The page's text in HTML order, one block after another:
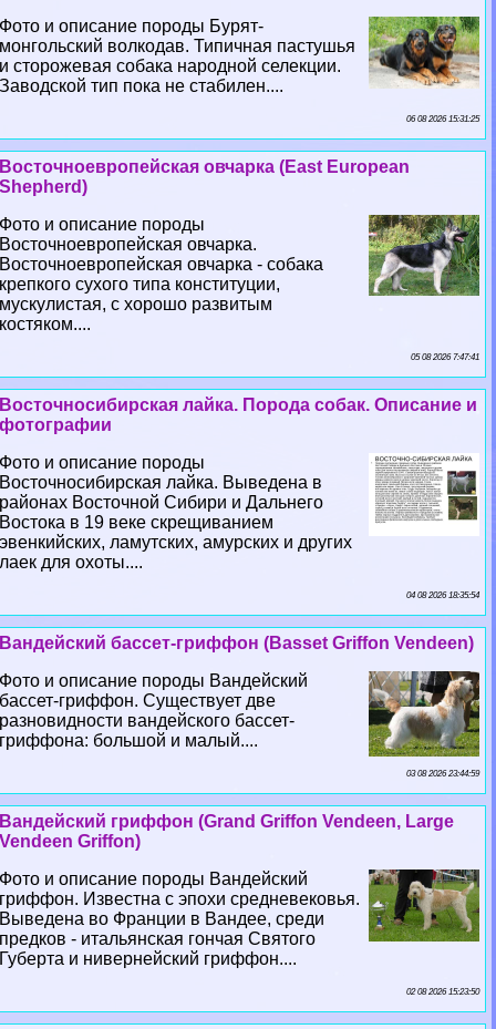
Фото и описание породы Бурят-
монгольский волкодав. Типичная пастушья
и сторожевая собака народной селекции.
Заводской тип пока не стабилен....
06 08 2026 15:31:25
Восточноевропейская овчарка (East European
Shepherd)
Фото и описание породы
Восточноевропейская овчарка.
Восточноевропейская овчарка - собака
крепкого сухого типа конституции,
мускулистая, с хорошо развитым
костяком....
05 08 2026 7:47:41
Восточносибирская лайка. Порода собак. Описание и
фотографии
Фото и описание породы
Восточносибирская лайка. Выведена в
районах Восточной Сибири и Дальнего
Востока в 19 веке скрещиванием
эвенкийских, ламутских, амурских и других
лаек для охоты....
04 08 2026 18:35:54
Вандейский бассет-гриффон (Basset Griffon Vendeen)
Фото и описание породы Вандейский
бассет-гриффон. Существует две
разновидности вандейского бассет-
гриффона: большой и малый....
03 08 2026 23:44:59
Вандейский гриффон (Grand Griffon Vendeen, Large
Vendeen Griffon)
Фото и описание породы Вандейский
гриффон. Известна с эпохи средневековья.
Выведена во Франции в Вандее, среди
предков - итальянская гончая Святого
Губерта и нивернейский гриффон....
02 08 2026 15:23:50